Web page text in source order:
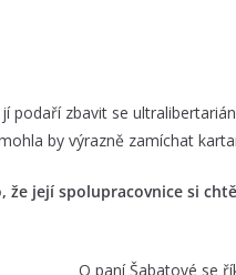
podaří zbavit se
by výrazně zamíchat
že její spolupracovnice si
O paní Šabatové se